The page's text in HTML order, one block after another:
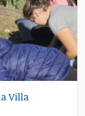
Villa